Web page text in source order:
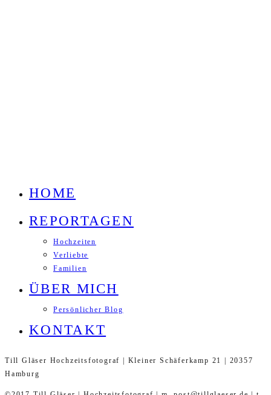
HOME
REPORTAGEN
Hochzeiten
Verliebte
Familien
ÜBER MICH
Persönlicher Blog
KONTAKT
Till Gläser Hochzeitsfotograf | Kleiner Schäferkamp 21 | 20357
Hamburg